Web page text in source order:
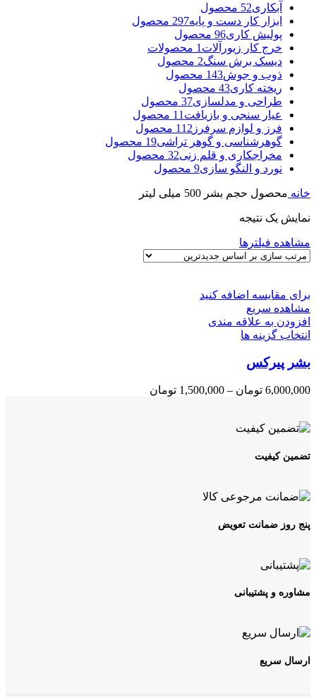
آبکاری52 محصول
ابزار کار دست و پایه297 محصول
پولیش کاری96 محصول
خرج کار زیورآلات 1 محصولات
دیسک برش سنگ2 محصول
ذوب و جوش143 محصول
ریخته کاری43 محصول
طراحی و مدلسازی37 محصول
عیار سنجی و بازیافت 11 محصول
فرز و لوازم سرفرز 112 محصول
گوهرشناسی و گوهر تراشی19 محصول
مخراجکاری و قلم زنی32 محصول
نورد و النگو سازی9 محصول
خانه محصول حجم بشر 500 میلی لیتر
نمایش یک نتیجه
مشاهده فیلترها
برای مقایسه اضافه کنید
مشاهده سریع
افزودن به علاقه مندی
انتخاب گزینه ها
مختلفی
گزینه
صفحه
انتخاب
بشر پیرکس
6,000,000 تومان –
1,500,000 تومان
تضمین کیفیت
پنج روز ضمانت تعویض
مشاوره و پشتیبانی
ارسال سریع